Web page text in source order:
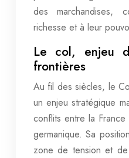
des marchandises,
richesse et à leur
Le col, enjeu
frontières
Au fil des siècles, le
un enjeu stratégique
conflits entre la France
germanique. Sa
zone de tension et